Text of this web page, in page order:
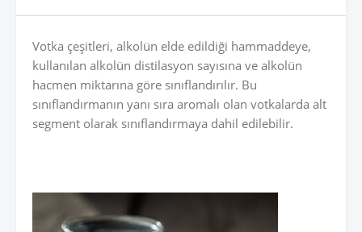
Votka çeşitleri, alkolün elde edildiği hammaddeye,
kullanılan alkolün distilasyon sayısına ve alkolün
hacmen miktarına göre sınıflandırılır. Bu
sınıflandırmanın yanı sıra aromalı olan votkalarda alt
segment olarak sınıflandırmaya dahil edilebilir.